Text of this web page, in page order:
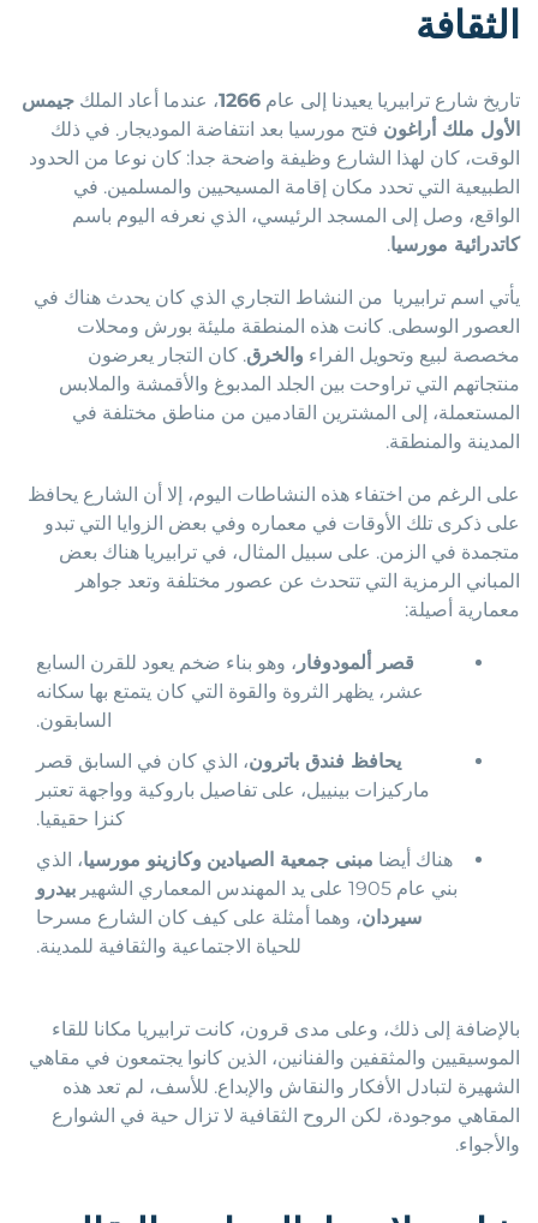
الثقافة
تاريخ شارع ترابيريا يعيدنا إلى عام 1266، عندما أعاد الملك جيمس
الأول ملك أراغونفتح مورسيا بعد انتفاضة الموديجار. في ذلك
الوقت، كان لهذا الشارع وظيفة واضحة جدا: كان نوعا من الحدود
الطبيعية التي تحدد مكان إقامة المسيحيين والمسلمين. في
الواقع، وصل إلى المسجد الرئيسي، الذي نعرفه اليوم باسم
كاتدرائية مورسيا.
يأتي اسم ترابيريا من النشاط التجاري الذي كان يحدث هناك في
العصور الوسطى. كانت هذه المنطقة مليئة بورش ومحلات
مخصصة لبيع وتحويل الفراء والخرق. كان التجار يعرضون
منتجاتهم التي تراوحت بين الجلد المدبوغ والأقمشة والملابس
المستعملة، إلى المشترين القادمين من مناطق مختلفة في
المدينة والمنطقة.
على الرغم من اختفاء هذه النشاطات اليوم، إلا أن الشارع يحافظ
على ذكرى تلك الأوقات في معماره وفي بعض الزوايا التي تبدو
متجمدة في الزمن. على سبيل المثال، في ترابيريا هناك بعض
المباني الرمزية التي تتحدث عن عصور مختلفة وتعد جواهر
معمارية أصيلة:
قصر ألمودوفار، وهو بناء ضخم يعود للقرن السابع
عشر، يظهر الثروة والقوة التي كان يتمتع بها سكانه
السابقون.
يحافظ فندق باترون، الذي كان في السابق قصر
ماركيزات بينييل، على تفاصيل باروكية وواجهة تعتبر
كنزا حقيقيا.
هناك أيضا مبنى جمعية الصيادين وكازينو مورسيا، الذي
بني عام 1905 على يد المهندس المعماري الشهير
بيدرو
سيردان، وهما أمثلة على كيف كان الشارع مسرحا
للحياة الاجتماعية والثقافية للمدينة.
بالإضافة إلى ذلك، وعلى مدى قرون، كانت ترابيريا مكانا للقاء
الموسيقيين والمثقفين والفنانين، الذين كانوا يجتمعون في مقاهي
الشهيرة لتبادل الأفكار والنقاش والإبداع. للأسف، لم تعد هذه
المقاهي موجودة، لكن الروح الثقافية لا تزال حية في الشوارع
والأجواء.